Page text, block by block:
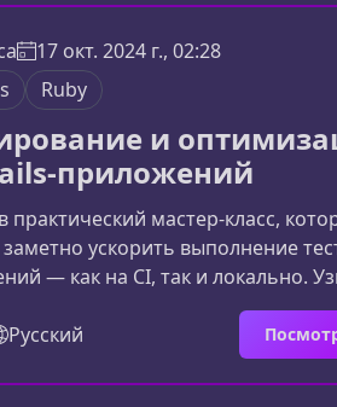
вы
уверенно применять
вычисления в реальных проектах.
Разбиение сложн
17 окт. 2024 г., 02:28
Ruby
и
приложений
практический мастер-класс,
ускорить выполнение
— как на CI, так и локально.
время обратной связи при
стабильность тестовой
на инфраструктуру.О чём этот
создан для инженеров,
Русский